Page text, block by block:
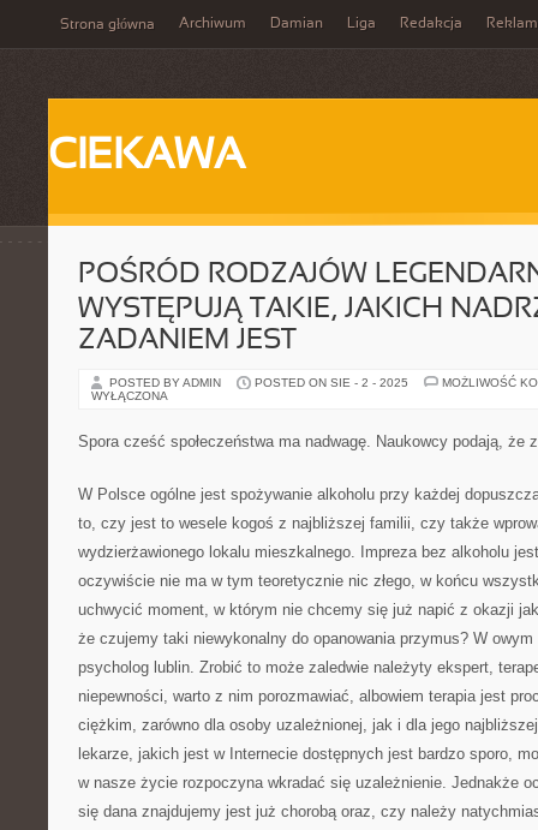
Strona główna Archiwum Damian Liga Redakcja
CIEKAWA
POŚRÓD RODZAJÓW
WYSTĘPUJĄ TAKIE, JAKICH
ZADANIEM JEST
POSTED BY ADMIN POSTED ON SIE - 2 - 2025
MOŻLIWOŚĆ
WYŁĄCZONA
Spora cześć społeczeństwa ma nadwagę. Naukowcy podają, że
W Polsce ogólne jest spożywanie alkoholu przy każdej
to, czy jest to wesele kogoś z najbliższej familii, czy także
wydzierżawionego lokalu mieszkalnego. Impreza bez alkoholu
oczywiście nie ma w tym teoretycznie nic złego, w końcu
uchwycić moment, w którym nie chcemy się już napić z okazji
że czujemy taki niewykonalny do opanowania przymus? W
psycholog lublin. Zrobić to może zaledwie należyty ekspert,
niepewności, warto z nim porozmawiać, albowiem terapia jest
ciężkim, zarówno dla osoby uzależnionej, jak i dla jego
lekarze, jakich jest w Internecie dostępnych jest bardzo sporo,
w nasze życie rozpoczyna wkradać się uzależnienie. Jednakże
się dana znajdujemy jest już chorobą oraz, czy należy